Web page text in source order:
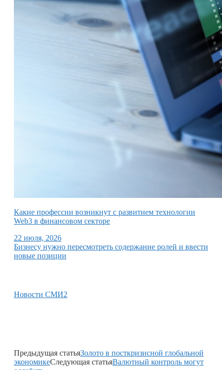
Какие профессии возникнут с развитием технологии
Web3 в финансовом секторе
22 июля, 2026
Бизнесу нужно пересмотреть содержание ролей и ввести
новые позиции
Новости СМИ2
Предыдущая статьяЗолото в посткризисной глобальной
экономикеСледующая статьяВалютный контроль могут